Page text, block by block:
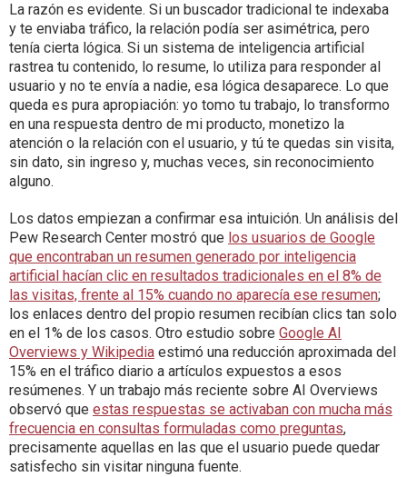
La razón es evidente. Si un buscador tradicional te indexaba
y te enviaba tráfico, la relación podía ser asimétrica, pero
tenía cierta lógica. Si un sistema de inteligencia artificial
rastrea tu contenido, lo resume, lo utiliza para responder al
usuario y no te envía a nadie, esa lógica desaparece. Lo que
queda es pura apropiación: yo tomo tu trabajo, lo transformo
en una respuesta dentro de mi producto, monetizo la
atención o la relación con el usuario, y tú te quedas sin visita,
sin dato, sin ingreso y, muchas veces, sin reconocimiento
alguno.
Los datos empiezan a confirmar esa intuición. Un análisis del
Pew Research Center mostró que los usuarios de Google
que encontraban un resumen generado por inteligencia
artificial hacían clic en resultados tradicionales en el 8% de
las visitas, frente al 15% cuando no aparecía ese resumen;
los enlaces dentro del propio resumen recibían clics tan solo
en el 1% de los casos. Otro estudio sobre Google AI
Overviews y Wikipedia estimó una reducción aproximada del
15% en el tráfico diario a artículos expuestos a esos
resúmenes. Y un trabajo más reciente sobre AI Overviews
observó que estas respuestas se activaban con mucha más
frecuencia en consultas formuladas como preguntas,
precisamente aquellas en las que el usuario puede quedar
satisfecho sin visitar ninguna fuente.